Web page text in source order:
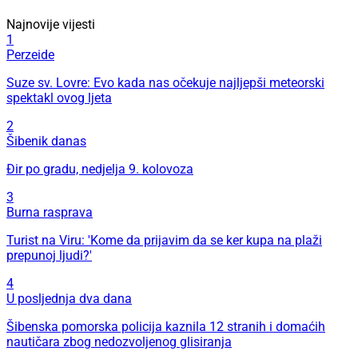
Najnovije vijesti
1
Perzeide
Suze sv. Lovre: Evo kada nas očekuje najljepši meteorski
spektakl ovog ljeta
2
Šibenik danas
Đir po gradu, nedjelja 9. kolovoza
3
Burna rasprava
Turist na Viru: 'Kome da prijavim da se ker kupa na plaži
prepunoj ljudi?'
4
U posljednja dva dana
Šibenska pomorska policija kaznila 12 stranih i domaćih
nautičara zbog nedozvoljenog glisiranja